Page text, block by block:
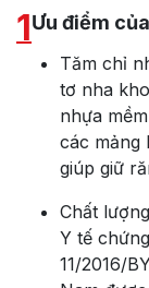
1Ưu điểm
Tăm chỉ
tơ nha
nhựa
các mảng
giúp giữ
Chất
Y tế
11/2016/